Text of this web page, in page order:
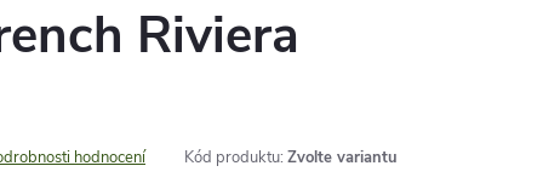
Riviera
hodnocení Kód produktu: Zvolte variantu